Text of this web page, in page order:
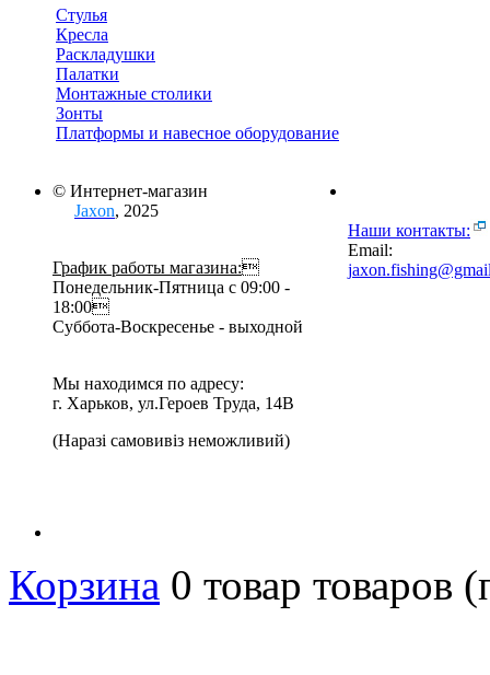
Стулья
Кресла
Раскладушки
Палатки
Монтажные столики
Зонты
Платформы и навесное оборудование
© Интернет-магазин
Jaxon, 2025
График работы магазина:
Понедельник-Пятница с 09:00 -
18:00
Суббота-Воскресенье - выходной
Мы находимся по адресу:
г. Харьков, ул.Героев Труда, 14В
(Наразі самовивіз неможливий)
Наши контакты:
Email:
Корзина 0 товар товаров